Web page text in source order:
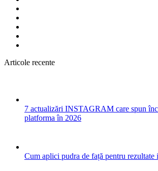
Articole recente
7 actualizări INSTAGRAM care spun
platforma în 2026
Cum aplici pudra de față pentru rezultate